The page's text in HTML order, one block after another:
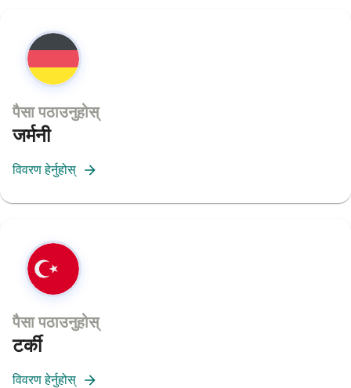
पैसा पठाउनुहोस्
जर्मनी
विवरण हेर्नुहोस्
पैसा पठाउनुहोस्
टर्की
विवरण हेर्नुहोस्